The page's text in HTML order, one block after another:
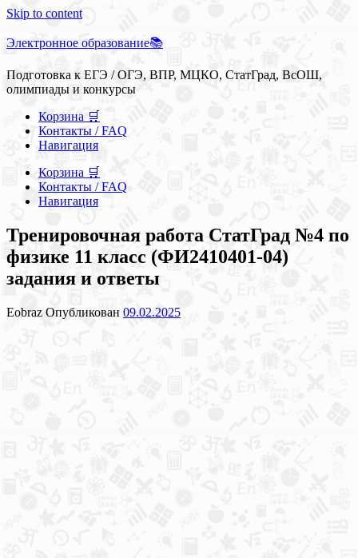
Skip to content
Электронное образование📚
Подготовка к ЕГЭ / ОГЭ, ВПР, МЦКО, СтатГрад, ВсОШ,
олимпиады и конкурсы
Корзина 🛒
Контакты / FAQ
Навигация
Корзина 🛒
Контакты / FAQ
Навигация
Тренировочная работа СтатГрад №4 по
физике 11 класс (ФИ2410401-04)
задания и ответы
Eobraz Опубликован 09.02.2025